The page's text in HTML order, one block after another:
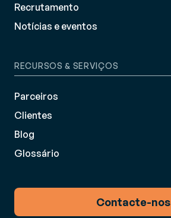
Recrutamento
Notícias e eventos
RECURSOS & SERVIÇOS
Parceiros
Clientes
Blog
Glossário
Contacte-nos